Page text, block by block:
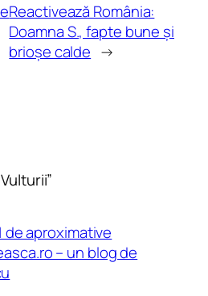
Reactivează România:
Doamna S., fapte bune și
brioșe calde →
de aproximative
– un blog de